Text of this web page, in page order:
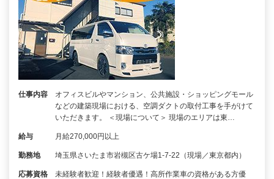
仕事内容
オフィスビルやマンション、公共施設・ショッピングモール
などの建築現場における、空調ダクトの取付工事を手がけて
いただきます。 ＜現場について＞ 現場のエリアは東…
給与 月給270,000円以上
勤務地 埼玉県さいたま市岩槻区古ケ場1-7-22（現場／東京都内）
応募資格
未経験者歓迎！経験者優遇！高所作業車の資格がある方優